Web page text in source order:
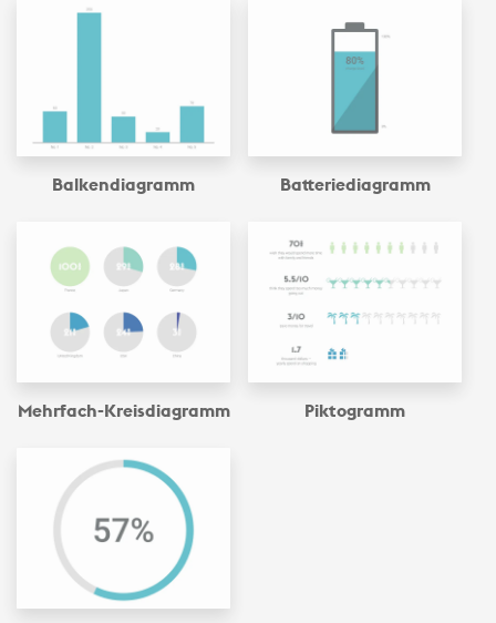
Balken­diagramm Batterie­diagramm
Mehrfach-Kreis­diagramm Piktogramm